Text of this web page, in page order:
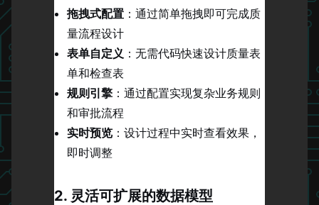
拖拽式配置 ：通过简单拖拽即可完成质
量流程设计
表单自定义 ：无需代码快速设计质量表
单和检查表
规则引擎 ：通过配置实现复杂业务规则
和审批流程
实时预览 ：设计过程中实时查看效果，
即时调整
2. 灵活可扩展的数据模型